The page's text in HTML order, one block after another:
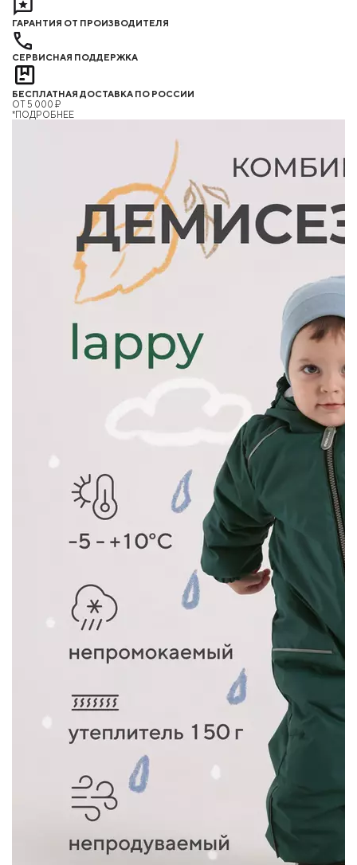
ГАРАНТИЯ ОТ ПРОИЗВОДИТЕЛЯ
СЕРВИСНАЯ ПОДДЕРЖКА
БЕСПЛАТНАЯ ДОСТАВКА ПО РОССИИ
ОТ 5 000 ₽
*ПОДРОБНЕЕ